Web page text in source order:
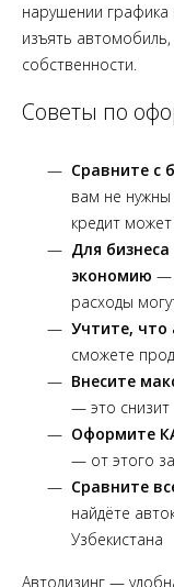
нарушении графика
изъять автомобиль,
собственности.
Советы по
Сравните с
вам не
кредит
Для
экономию —
расходы
Учтите,
сможете
Внесите
— это
Оформите
— от этого
Сравните
найдёте
Узбекистана
Автолизинг —